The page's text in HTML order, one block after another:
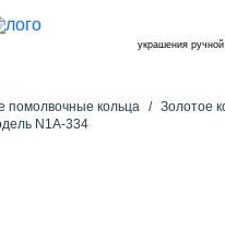
украшения
помолвочные кольца
Золотое
N1A-334